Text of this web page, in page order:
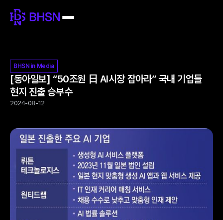
BHSN in Media
[동아일보] “50조원 日 AI시장 잡아라” 국내 기업들
현지 진출 승부수
2024-08-12